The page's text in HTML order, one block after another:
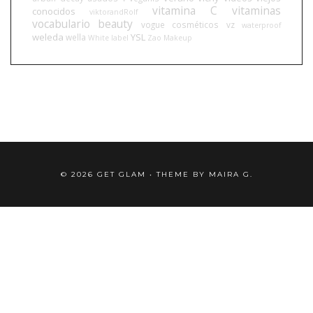
conocidos
viktorandRolf vitamina C
vitaminas
vocabulario beauty
vogue cosméticos vz waterproof
weleda wella White label YSL Zao Makeup
© 2026 GET GLAM • THEME BY MAIRA G.